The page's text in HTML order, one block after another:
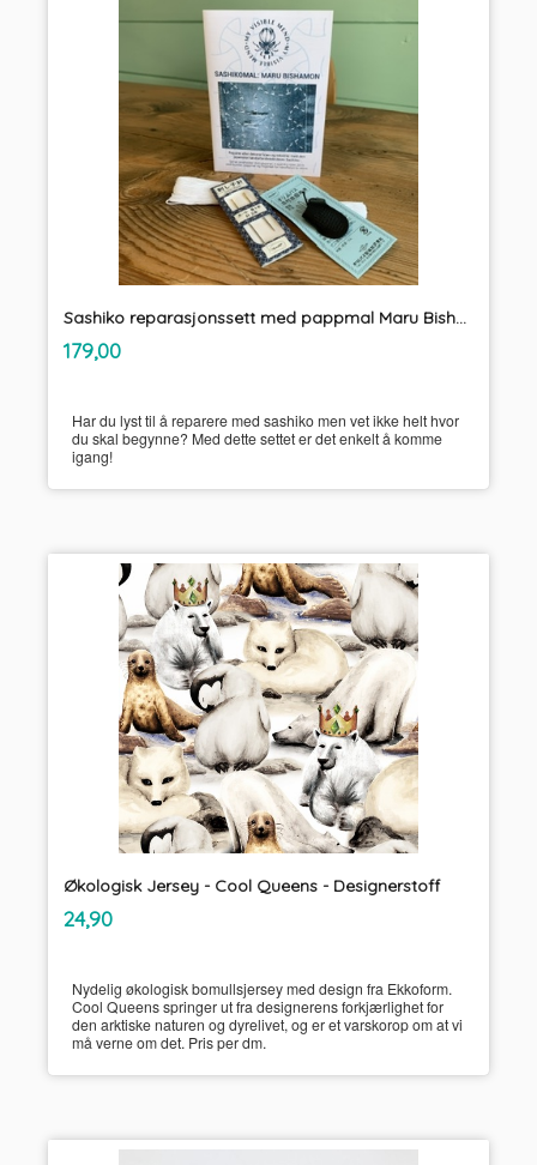
Sashiko reparasjonssett med pappmal Maru Bishamon
Pris
179,00mva.
Har du lyst til å reparere med sashiko men vet ikke helt hvor
du skal begynne? Med dette settet er det enkelt å komme
igang!
Økologisk Jersey - Cool Queens - Designerstoff
Pris
24,90mva.
Nydelig økologisk bomullsjersey med design fra Ekkoform.
Cool Queens springer ut fra designerens forkjærlighet for
den arktiske naturen og dyrelivet, og er et varskorop om at vi
må verne om det. Pris per dm.